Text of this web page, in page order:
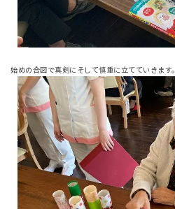
始めの合図で真剣にそして慎重に立てていきます。